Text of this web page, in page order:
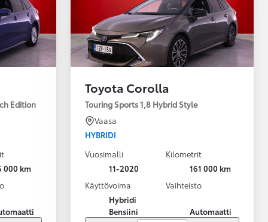
Edition
000 km
Toyota Corolla
Touring Sports 1,8 Hybrid Style
Vaasa
HYBRIDI
Vuosimalli
11-2020
Kilometrit
161 000 km
Käyttövoima
Hybridi
Bensiini
Vaihteisto
Automaatti